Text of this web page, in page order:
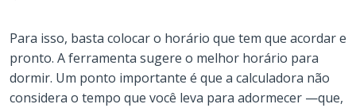
Para isso, basta colocar o horário que tem que acordar e
pronto. A ferramenta sugere o melhor horário para
dormir. Um ponto importante é que a calculadora não
considera o tempo que você leva para adormecer —que,